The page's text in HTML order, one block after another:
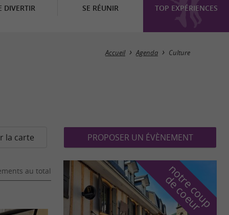
DIVERTIR SE RÉUNIR TOP EXPÉRIENCES
Masquer la carte
Accueil Agenda Culture
la carte
au total
PROPOSER UN ÉVÈNEMENT
n
o
t
r
e
c
o
u
p
d
e
c
o
e
u
r